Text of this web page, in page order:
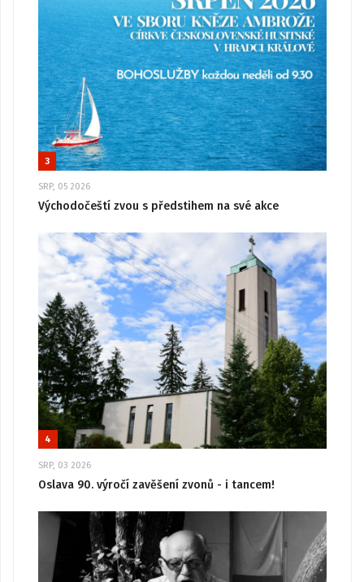
3
SRP, 05 2026
Východočeští zvou s předstihem na své akce
4
SRP, 03 2026
Oslava 90. výročí zavěšení zvonů - i tancem!